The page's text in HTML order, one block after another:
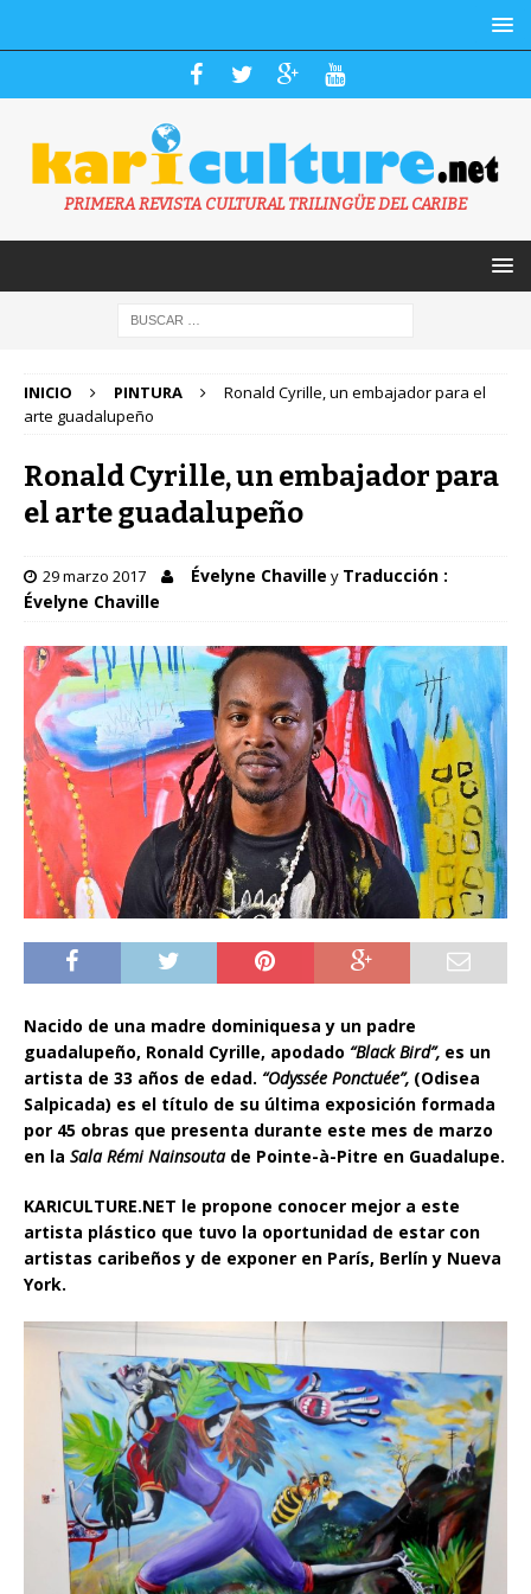
PRIMERA REVISTA CULTURAL TRILINGÜE DEL CARIBE
INICIO PINTURA
Ronald Cyrille, un embajador para el
arte guadalupeño
Ronald Cyrille, un embajador para
el arte guadalupeño
29 marzo 2017 Évelyne Chaville y Traducción :
Évelyne Chaville
Nacido de una madre dominiquesa y un padre
guadalupeño, Ronald Cyrille, apodado “Black Bird”, es un
artista de 33 años de edad. “Odyssée Ponctuée”, (Odisea
Salpicada) es el título de su última exposición formada
por 45 obras que presenta durante este mes de marzo
en la Sala Rémi Nainsoutade Pointe-à-Pitre en Guadalupe.
KARICULTURE.NET le propone conocer mejor a este
artista plástico que tuvo la oportunidad de estar con
artistas caribeños y de exponer en París, Berlín y Nueva
York.